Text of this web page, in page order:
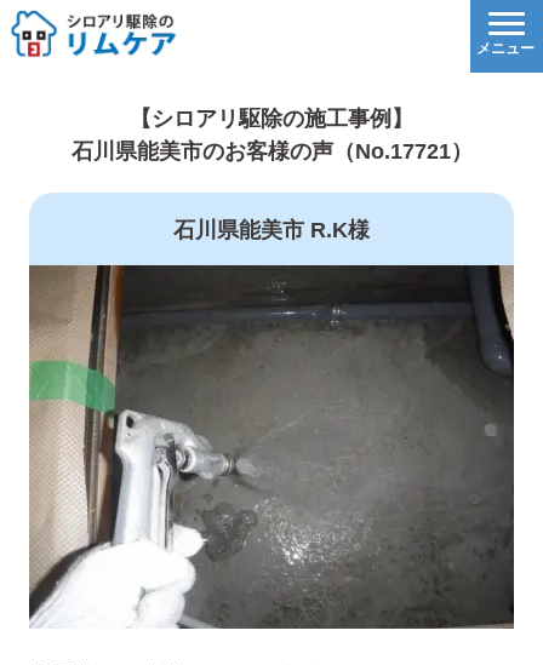
【シロアリ駆除の施工事例】
石川県能美市のお客様の声（No.17721）
石川県能美市 R.K様